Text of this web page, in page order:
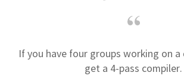
If you have four groups working on
get a 4-pass compiler.